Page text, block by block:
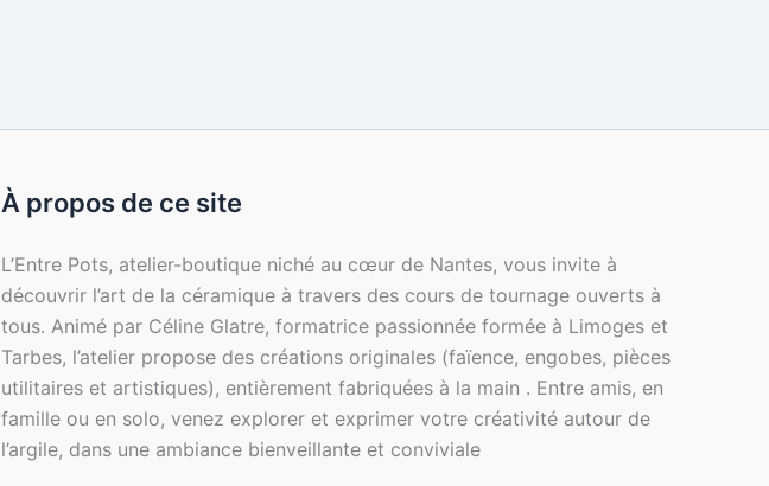
À propos de ce site
L’Entre Pots, atelier-boutique niché au cœur de Nantes, vous invite à
découvrir l’art de la céramique à travers des cours de tournage ouverts à
tous. Animé par Céline Glatre, formatrice passionnée formée à Limoges et
Tarbes, l’atelier propose des créations originales (faïence, engobes, pièces
utilitaires et artistiques), entièrement fabriquées à la main . Entre amis, en
famille ou en solo, venez explorer et exprimer votre créativité autour de
l’argile, dans une ambiance bienveillante et conviviale